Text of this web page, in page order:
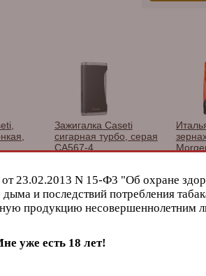
Зажигалка Caseti
сигарная турбо, серая
CA567-4
23.02.2013 N 15-Ф3 "Об охране
и последствий потребления
продукцию несовершеннолетним
уже есть 18 лет!